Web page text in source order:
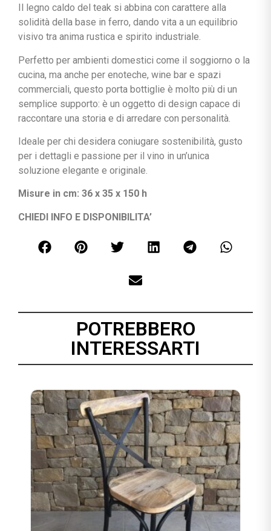
Il legno caldo del teak si abbina con carattere alla
solidità della base in ferro, dando vita a un equilibrio
visivo tra anima rustica e spirito industriale.
Perfetto per ambienti domestici come il soggiorno o la
cucina, ma anche per enoteche, wine bar e spazi
commerciali, questo porta bottiglie è molto più di un
semplice supporto: è un oggetto di design capace di
raccontare una storia e di arredare con personalità.
Ideale per chi desidera coniugare sostenibilità, gusto
per i dettagli e passione per il vino in un’unica
soluzione elegante e originale.
Misure in cm: 36 x 35 x 150 h
CHIEDI INFO E DISPONIBILITA’
POTREBBERO
INTERESSARTI